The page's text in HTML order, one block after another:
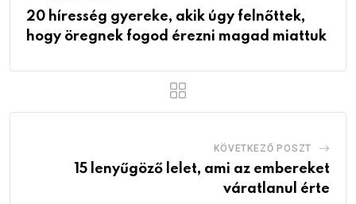
20 híresség gyereke, akik úgy felnőttek,
hogy öregnek fogod érezni magad miattuk
KÖVETKEZŐ POSZT
15 lenyűgöző lelet, ami az embereket
váratlanul érte